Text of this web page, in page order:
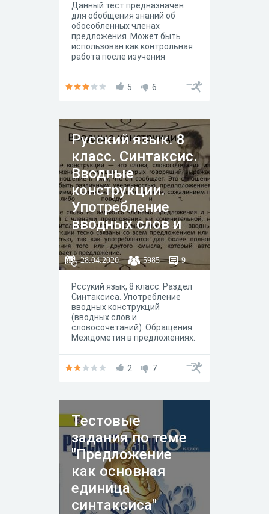
Данный тест предназначен
для обобщения знаний об
обособленных членах
предложения. Может быть
использован как контрольная
работа после изучения
выпускникам при подготовке к
5 6
Русский язык. 8
класс. Синтаксис.
Вводные
конструкции.
Употребление
вводных слов и
словосочетаний в
предложениях.
28.04.2020 5985 9
Рссукий язык, 8 класс. Раздел
Синтаксиса. Употребление
вводных конструкций
(вводных слов и
словосочетаний). Обращения.
Междометия в предложениях.
2 7
Тестовые
задания по теме
"Предложение
как основная
единица
синтаксиса"